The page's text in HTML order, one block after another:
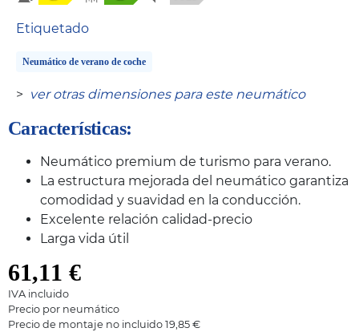
Etiquetado
Neumático de verano de coche
> ver otras dimensiones para este neumático
Características:
Neumático premium de turismo para verano.
La estructura mejorada del neumático garantiza
comodidad y suavidad en la conducción.
Excelente relación calidad-precio
Larga vida útil
61,11 €
IVA incluido
Precio por neumático
Precio de montaje no incluido 19,85 €